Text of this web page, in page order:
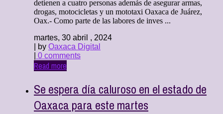
detienen a cuatro personas además de asegurar armas,
drogas, motocicletas y un mototaxi Oaxaca de Juárez,
Oax.- Como parte de las labores de inves ...
martes, 30 abril , 2024
| by Oaxaca Digital
0 comments
Read more
Se espera día caluroso en el estado de
Oaxaca para este martes